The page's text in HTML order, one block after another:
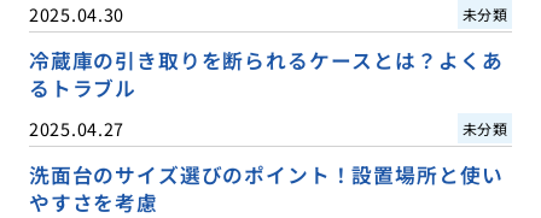
2025.04.30 未分類
冷蔵庫の引き取りを断られるケースとは？よくあ
るトラブル
2025.04.27 未分類
洗面台のサイズ選びのポイント！設置場所と使い
やすさを考慮